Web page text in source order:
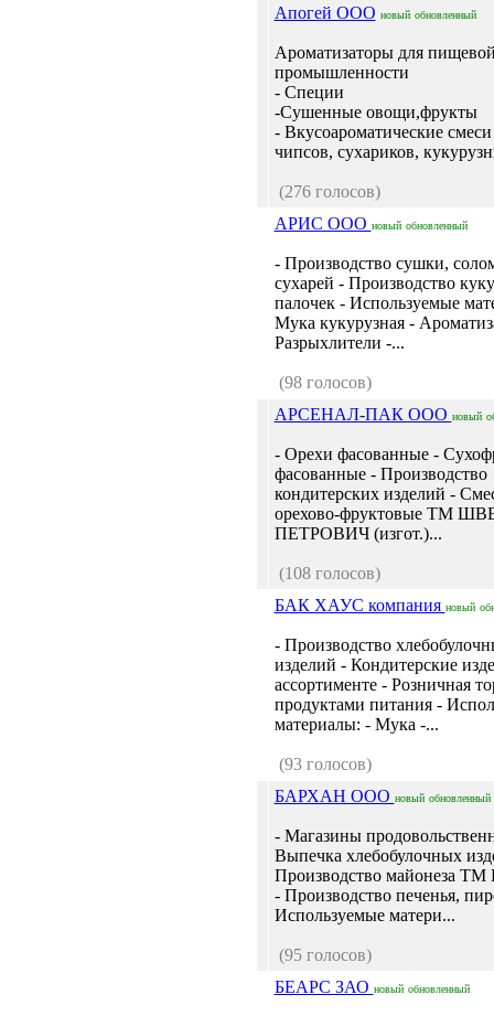
Апогей ООО новый обновленный
Ароматизаторы для
промышленности
- Специи
-Сушенные овощи,фрукты
- Вкусоароматические смеси
чипсов, сухариков,
(276 голосов)
АРИС ООО новый обновленный
- Производство сушки,
сухарей - Производство
палочек - Используемые
Мука кукурузная -
Разрыхлители -...
(98 голосов)
АРСЕНАЛ-ПАК ООО новый
- Орехи фасованные -
фасованные - Производство
кондитерских изделий -
орехово-фруктовые ТМ
ПЕТРОВИЧ (изгот.)...
(108 голосов)
БАК ХАУС компания новый
- Производство
изделий - Кондитерские
ассортименте - Розничная
продуктами питания -
материалы: - Мука -...
(93 голосов)
БАРХАН ООО новый обновленный
- Магазины
Выпечка хлебобулочных
Производство майонеза
- Производство печенья,
Используемые матери...
(95 голосов)
БЕАРС ЗАО новый обновленный